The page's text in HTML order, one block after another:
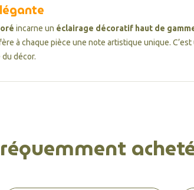
incarne un éclairage décoratif haut de
à chaque pièce une note artistique unique. C’est
décor.